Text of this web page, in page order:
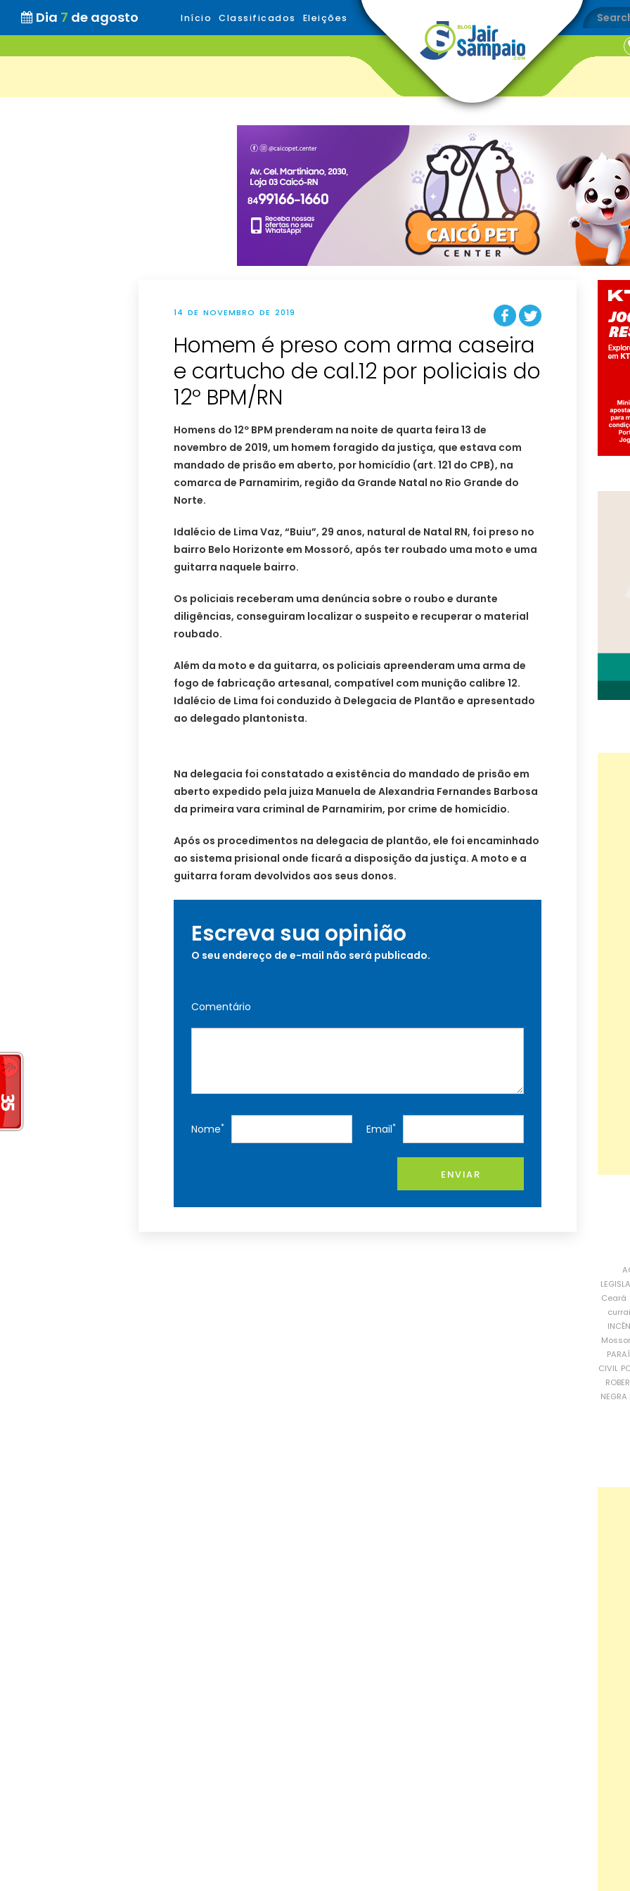
Dia 7 de agosto Início Classificados Eleições
14 DE NOVEMBRO DE 2019
Homem é preso com arma caseira
e cartucho de cal.12 por policiais do
12º BPM/RN
Homens do 12º BPM prenderam na noite de quarta feira 13 de
novembro de 2019, um homem foragido da justiça, que estava com
mandado de prisão em aberto, por homicídio (art. 121 do CPB), na
comarca de Parnamirim, região da Grande Natal no Rio Grande do
Norte.
Idalécio de Lima Vaz, “Buiu”, 29 anos, natural de Natal RN, foi preso no
bairro Belo Horizonte em Mossoró, após ter roubado uma moto e uma
guitarra naquele bairro.
Os policiais receberam uma denúncia sobre o roubo e durante
diligências, conseguiram localizar o suspeito e recuperar o material
roubado.
Além da moto e da guitarra, os policiais apreenderam uma arma de
fogo de fabricação artesanal, compatível com munição calibre 12.
Idalécio de Lima foi conduzido à Delegacia de Plantão e apresentado
ao delegado plantonista.
Na delegacia foi constatado a existência do mandado de prisão em
aberto expedido pela juiza Manuela de Alexandria Fernandes Barbosa
da primeira vara criminal de Parnamirim, por crime de homicídio.
Após os procedimentos na delegacia de plantão, ele foi encaminhado
ao sistema prisional onde ficará a disposição da justiça. A moto e a
guitarra foram devolvidos aos seus donos.
Escreva sua opinião
O seu endereço de e-mail não será publicado.
Comentário
Nome* Email*
ENVIAR
Ceará
CIVIL
NEGRA